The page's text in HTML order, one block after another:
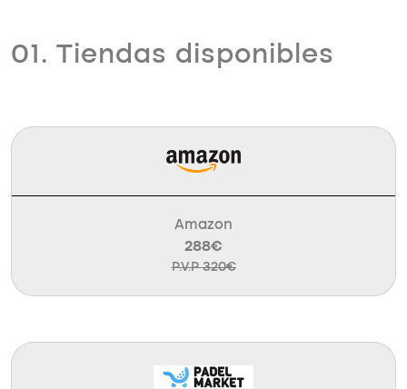
01. Tiendas disponibles
Amazon
288€
P.V.P 320€